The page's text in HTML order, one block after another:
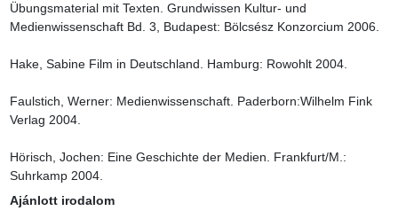
Übungsmaterial mit Texten. Grundwissen Kultur- und
Medienwissenschaft Bd. 3, Budapest: Bölcsész Konzorcium 2006.
Hake, Sabine Film in Deutschland. Hamburg: Rowohlt 2004.
Faulstich, Werner: Medienwissenschaft. Paderborn:Wilhelm Fink
Verlag 2004.
Hörisch, Jochen: Eine Geschichte der Medien. Frankfurt/M.:
Suhrkamp 2004.
Ajánlott irodalom